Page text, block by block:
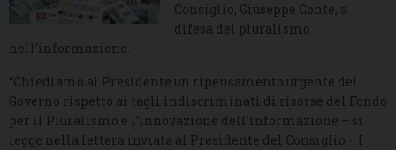
Consiglio, Giuseppe Conte, a
difesa del pluralismo
nell’informazione.
“Chiediamo al Presidente un ripensamento urgente del
Governo rispetto ai tagli indiscriminati di risorse del Fondo
per il Pluralismo e l’innovazione dell’informazione – si
legge nella lettera inviata al Presidente del Consiglio -. I